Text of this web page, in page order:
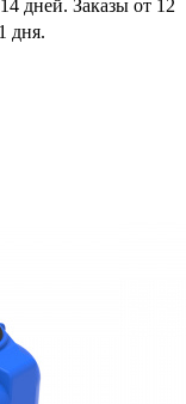
дней. Заказы от 12
дня.